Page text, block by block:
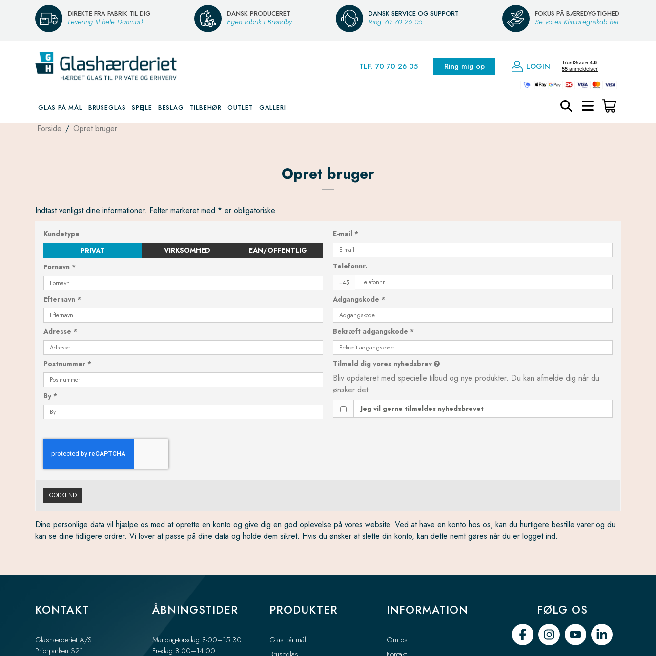
DIREKTE FRA FABRIK TIL DIG
Levering til hele Danmark
DANSK PRODUCERET
Egen fabrik i Brøndby
DANSK SERVICE OG SUPPORT
Ring 70 70 26 05
FOKUS PÅ BÆREDYGTIGHED
Se vores Klimaregnskab her.
TLF. 70 70 26 05 Ring mig op LOGIN
GLAS PÅ MÅL BRUSEGLAS SPEJLE BESLAG TILBEHØR OUTLET GALLERI
Forside / Opret bruger
Opret bruger
Indtast venligst dine informationer. Felter markeret med * er obligatoriske
Kundetype
PRIVAT
VIRKSOMHED
EAN/OFFENTLIG
Fornavn *
Efternavn *
Adresse *
Postnummer *
By *
E-mail *
Telefonnr.
+45
Adgangskode *
Bekræft adgangskode *
Tilmeld dig vores nyhedsbrev
Bliv opdateret med specielle tilbud og nye produkter. Du kan afmelde dig når du
ønsker det.
Jeg vil gerne tilmeldes nyhedsbrevet
GODKEND
Dine personlige data vil hjælpe os med at oprette en konto og give dig en god oplevelse på vores website. Ved at have en konto hos os, kan du hurtigere bestille varer og du
kan se dine tidligere ordrer. Vi lover at passe på dine data og holde dem sikret. Hvis du ønsker at slette din konto, kan dette nemt gøres når du er logget ind.
KONTAKT
Glashærderiet A/S
Priorparken 321
ÅBNINGSTIDER
Mandag-torsdag 8-00–15.30
Fredag 8.00–14.00
PRODUKTER
Glas på mål
INFORMATION
Om os
FØLG OS